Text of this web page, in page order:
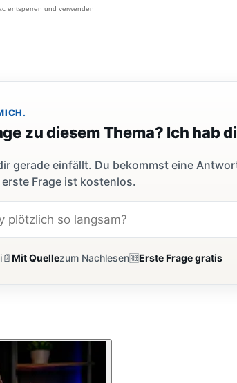
entsperren und verwenden
zu diesem Thema? Ich hab
gerade einfällt. Du bekommst eine
Frage ist kostenlos.
📄Mit Quellezum Nachlesen🆓Erste Frage gratis